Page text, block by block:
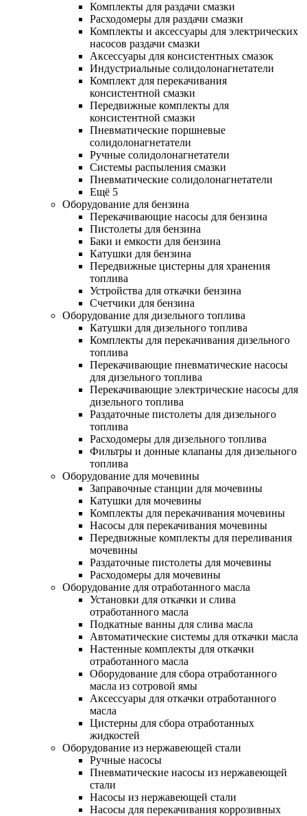
Комплекты для раздачи смазки
Расходомеры для раздачи смазки
Комплекты и аксессуары для электрических
насосов раздачи смазки
Аксессуары для консистентных смазок
Индустриальные солидолонагнетатели
Комплект для перекачивания
консистентной смазки
Передвижные комплекты для
консистентной смазки
Пневматические поршневые
солидолонагнетатели
Ручные солидолонагнетатели
Системы распыления смазки
Пневматические солидолонагнетатели
Ещё 5
Оборудование для бензина
Перекачивающие насосы для бензина
Пистолеты для бензина
Баки и емкости для бензина
Катушки для бензина
Передвижные цистерны для хранения
топлива
Устройства для откачки бензина
Счетчики для бензина
Оборудование для дизельного топлива
Катушки для дизельного топлива
Комплекты для перекачивания дизельного
топлива
Перекачивающие пневматические насосы
для дизельного топлива
Перекачивающие электрические насосы для
дизельного топлива
Раздаточные пистолеты для дизельного
топлива
Расходомеры для дизельного топлива
Фильтры и донные клапаны для дизельного
топлива
Оборудование для мочевины
Заправочные станции для мочевины
Катушки для мочевины
Комплекты для перекачивания мочевины
Насосы для перекачивания мочевины
Передвижные комплекты для переливания
мочевины
Раздаточные пистолеты для мочевины
Расходомеры для мочевины
Оборудование для отработанного масла
Установки для откачки и слива
отработанного масла
Подкатные ванны для слива масла
Автоматические системы для откачки масла
Настенные комплекты для откачки
отработанного масла
Оборудование для сбора отработанного
масла из сотровой ямы
Аксессуары для откачки отработанного
масла
Цистерны для сбора отработанных
жидкостей
Оборудование из нержавеющей стали
Ручные насосы
Пневматические насосы из нержавеющей
стали
Насосы из нержавеющей стали
Насосы для перекачивания коррозивных